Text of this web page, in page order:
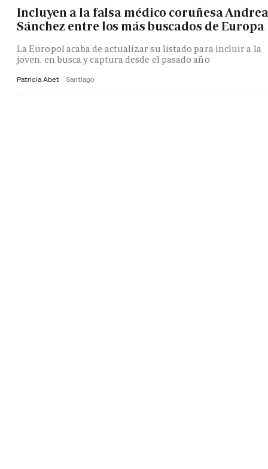
Incluyen a la falsa médico coruñesa Andrea
Sánchez entre los más buscados de Europa
La Europol acaba de actualizar su listado para incluir a la
joven, en busca y captura desde el pasado año
Patricia Abet Santiago